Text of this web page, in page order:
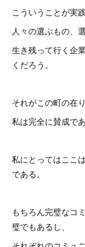
こういうことが実
人々の選ぶもの、
生き残って行く企
くだろう。
それがこの町の在り
私は完全に賛成であ
私にとってはここ
である。
もちろん完璧なコ
璧でもあるし、